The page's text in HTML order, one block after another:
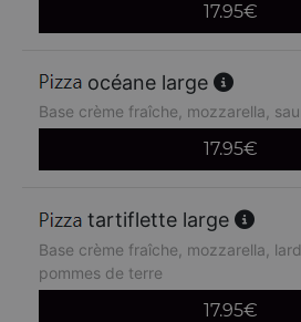
17.95€
océane large
Base crème fraîche, mozzarella,
17.95€
tartiflette large
Base crème fraîche, mozzarella,
pommes de terre
17.95€